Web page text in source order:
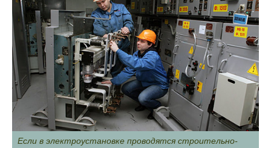
Если в электроустановке проводятся строительно-